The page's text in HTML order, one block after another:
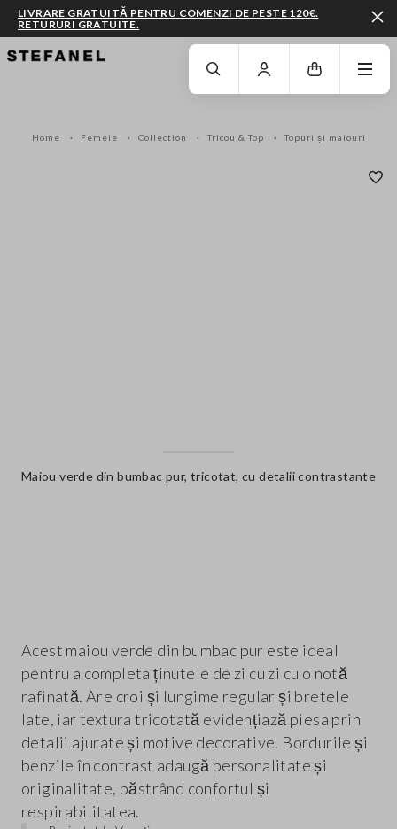
MERGI LA CONȚINUTUL PRINCIPALDERULEAZĂ ÎN JOS
LIVRARE GRATUITĂ PENTRU COMENZI DE PESTE 120€.
RETURURI GRATUITE.
Home Femeie Collection Tricou & Top Topuri și maiouri
Maiou verde din bumbac pur, tricotat, cu detalii contrastante
Acest maiou verde din bumbac pur este ideal
pentru a completa ținutele de zi cu zi cu o notă
rafinată. Are croi și lungime regular și bretele
late, iar textura tricotată evidențiază piesa prin
detalii ajurate și motive decorative. Bordurile și
benzile în contrast adaugă personalitate și
originalitate, păstrând confortul și
respirabilitatea.